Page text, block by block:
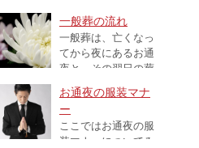
一般葬の流れ
一般葬は、亡くなっ
てから夜にあるお通
夜と、その翌日の葬
・告別式と...
お通夜の服装マナ
ー
ここではお通夜の服
装マナーについてみ